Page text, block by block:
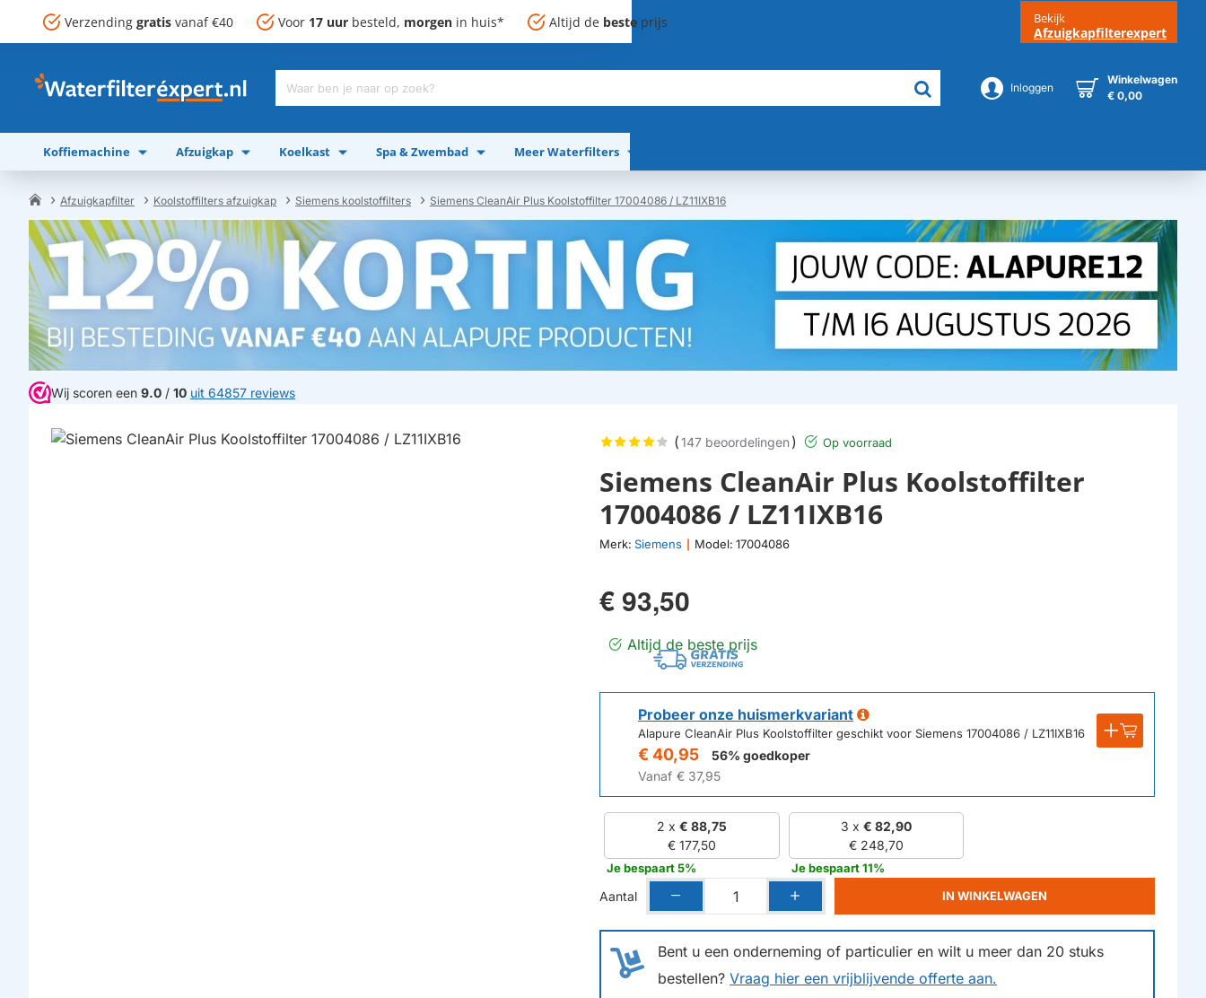
Verzending gratis vanaf €40 Voor 17 uur besteld, morgen in huis* Altijd de beste prijs Bekijk
Afzuigkapfilterexpert
Waar
je
naar
op
Inloggen
Winkelwagen
€ 0,00
Koffiemachine Afzuigkap Koelkast Spa & Zwembad Meer Waterfilters
Afzuigkapfilter Koolstoffilters afzuigkap Siemens koolstoffilters Siemens CleanAir Plus Koolstoffilter 17004086 / LZ11IXB16
Wij scoren een 9.0 / 10 uit 64857 reviews
Siemens CleanAir Plus Koolstoffilter
17004086 / LZ11IXB16
Merk: Siemens Model: 17004086
(147 beoordelingen) Op voorraad
€ 93,50
Altijd de beste prijs
Probeer onze huismerkvariant
Alapure CleanAir Plus Koolstoffilter geschikt voor Siemens 17004086 / LZ11IXB16
€ 40,95
56% goedkoper
Vanaf € 37,95
2 x € 88,75
€ 177,50
Je bespaart 5%
3 x € 82,90
€ 248,70
Je bespaart 11%
Bent u een onderneming of particulier en wilt u meer dan 20 stuks
bestellen? Vraag hier een vrijblijvende offerte aan.
Aantal IN WINKELWAGEN